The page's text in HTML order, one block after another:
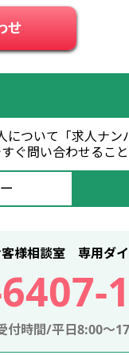
せ
について「求人ナン
ぐ問い合わせるこ
客様相談室 専用ダ
付時間/平日8:00～